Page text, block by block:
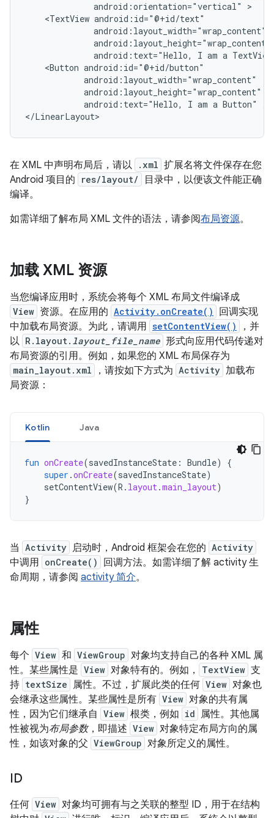
android:orientation="vertical"
<TextView
android:text="Hello,
I am a
<Button
android:text="Hello,
I am a Button"
</LinearLayout>
在 XML 中声明布局后，请以 .xml 扩展名将文件保存在您
Android 项目的
res/layout/
目录中，以便该文件能正确
编译。
如需详细了解布局 XML 文件的语法，请参阅布局资源。
加载 XML 资源
当您编译应用时，系统会将每个 XML 布局文件编译成
View 资源。在应用的 Activity.onCreate()
回调实现
中加载布局资源。为此，请调用 setContentView()
，并
以 R.layout. layout_file_name 形式向应用代码传递对
布局资源的引用。例如，如果您的 XML 布局保存为
main_layout.xml ，请按如下方式为 Activity 加载布
局资源：
Kotlin Java
fun onCreate(savedInstanceState : Bundle)
{
super .onCreate(savedInstanceState)
setContentView(R . layout.main_layout)
}
当 Activity 启动时，Android 框架会在您的 Activity
中调用 onCreate()
回调方法。如需详细了解 activity 生
命周期，请参阅 activity 简介。
属性
每个 View 和 ViewGroup 对象均支持自己的各种 XML 属
性。某些属性是 View 对象特有的。例如， TextView 支
持 textSize 属性。不过，扩展此类的任何 View 对象也
会继承这些属性。某些属性是所有 View 对象的共有属
性，因为它们继承自 View 根类，例如 id 属性。其他属
性被视为布局参数，即描述 View 对象特定布局方向的属
性，如该对象的父 ViewGroup 对象所定义的属性。
ID
任何 View 对象均可拥有与之关联的整型 ID，用于在结构